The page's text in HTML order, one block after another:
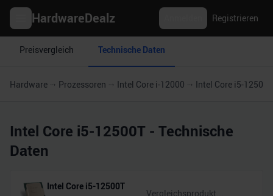
HardwareDealz Registrieren
Preisvergleich Technische Daten
Hardware Prozessoren Intel Core i-12000 Intel Core i5-12500T
Intel Core i5-12500T - Technische
Daten
Intel Core i5-12500T